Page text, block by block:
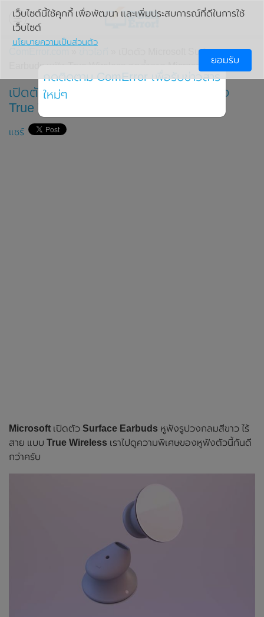
» เปิดตัว Microsoft Surface
เปิดตัว Microsoft Surface Earbuds หูฟัง
True Wireless สุดล้ำจาก Microsoft
แชร์
Microsoft เปิดตัว Surface Earbuds หูฟังรูปวงกลมสีขาว ไร้
สาย แบบ True Wireless เราไปดูความพิเศษของหูฟังตัวนี้กันดี
กว่าครับ
เว็บไซต์นี้ใช้คุกกี้ เพื่อพัฒนา และเพิ่มประสบการณ์ที่ดีในการใช้
เว็บไซต์
นโยบายความเป็นส่วนตัว
ยอมรับ
กดติดตาม ComError เพื่อรับข่าวสาร
ใหม่ๆ